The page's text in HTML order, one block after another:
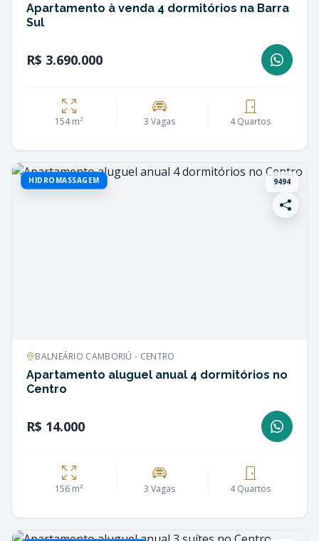
Apartamento à venda 4 dormitórios na Barra
Sul
R$ 3.690.000
154 m² 3 Vagas 4 Quartos
HIDROMASSAGEM 9494
BALNEÁRIO CAMBORIÚ - CENTRO
Apartamento aluguel anual 4 dormitórios no
Centro
R$ 14.000
156 m² 3 Vagas 4 Quartos